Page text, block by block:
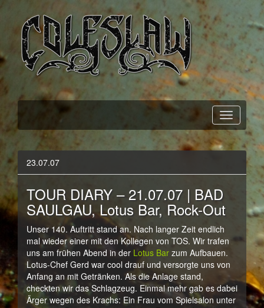
Coleslaw
Official Webpage
23.07.07
TOUR DIARY – 21.07.07 | BAD
SAULGAU, Lotus Bar, Rock-Out
Unser 140. Auftritt stand an. Nach langer Zeit endlich
mal wieder einer mit den Kollegen von TOS. Wir trafen
uns am frühen Abend in der Lotus Bar zum Aufbauen.
Lotus-Chef Gerd war cool drauf und versorgte uns von
Anfang an mit Getränken. Als die Anlage stand,
checkten wir das Schlagzeug. Einmal mehr gab es dabei
Ärger wegen des Krachs: Ein Frau vom Spielsalon unter